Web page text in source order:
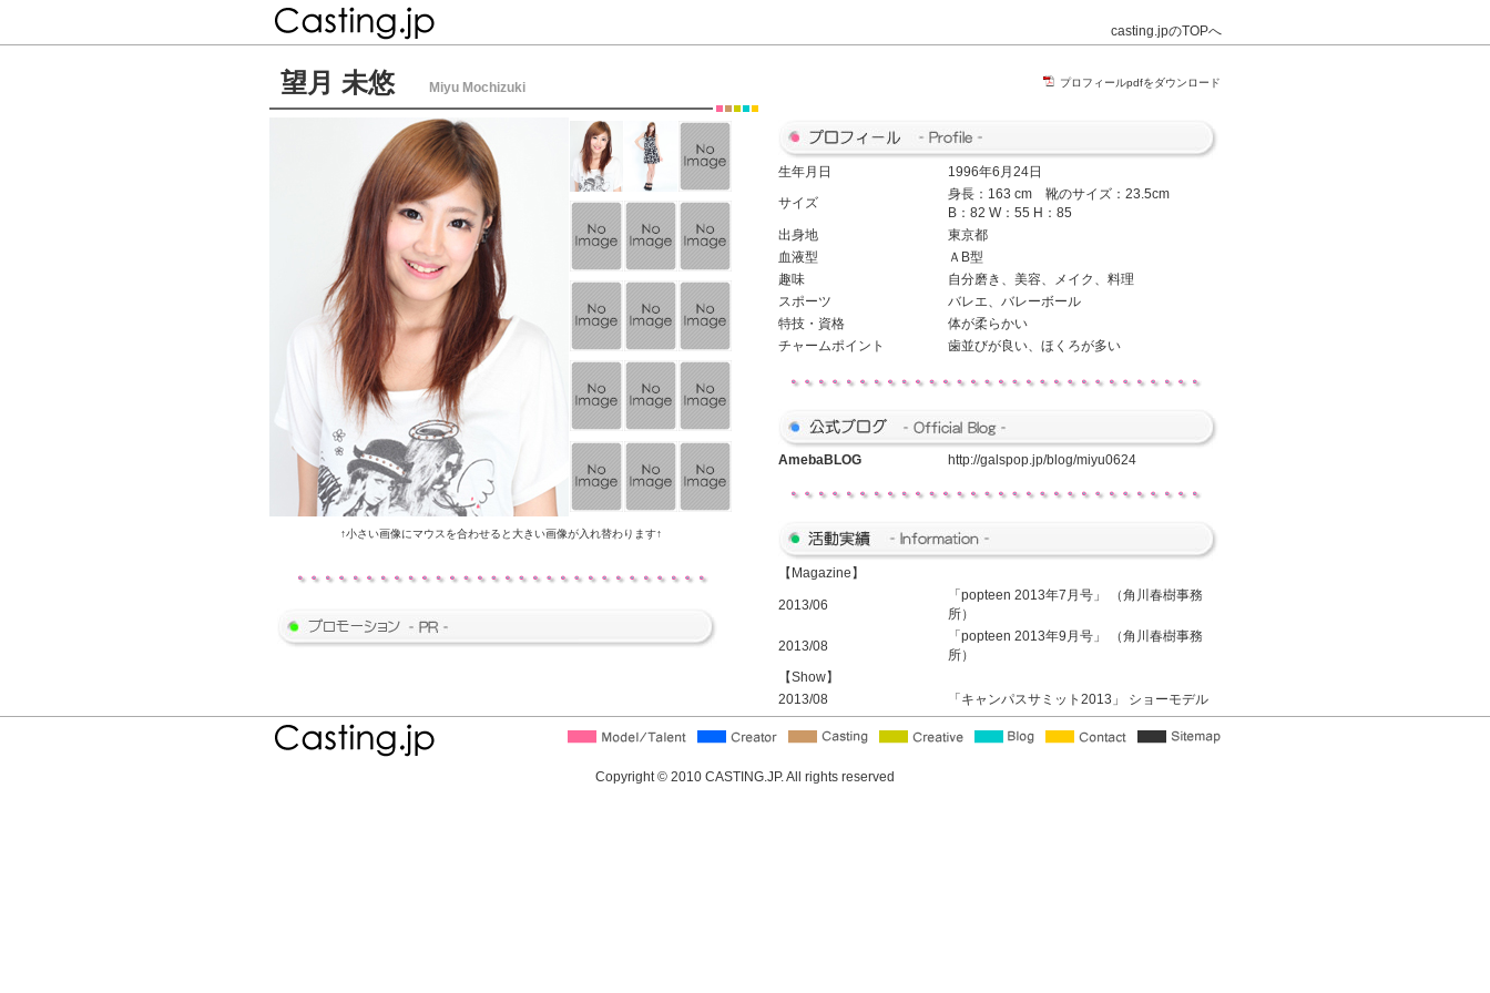
casting.jpのTOPへ
望月 未悠 Miyu Mochizuki プロフィールpdfをダウンロード
↑小さい画像にマウスを合わせると大きい画像が入れ替わります↑
生年月日
1996年6月24日
サイズ
身長：163 cm 靴のサイズ：23.5cm
B：82 W：55 H：85
出身地
東京都
血液型
ＡB型
趣味
自分磨き、美容、メイク、料理
スポーツ
バレエ、バレーボール
特技・資格
体が柔らかい
チャームポイント
歯並びが良い、ほくろが多い
AmebaBLOG http://galspop.jp/blog/miyu0624
【Magazine】
2013/06
「popteen 2013年7月号」 （角川春樹事務
所）
2013/08
「popteen 2013年9月号」 （角川春樹事務
所）
【Show】
2013/08
「キャンパスサミット2013」 ショーモデル
Copyright © 2010 CASTING.JP. All rights reserved